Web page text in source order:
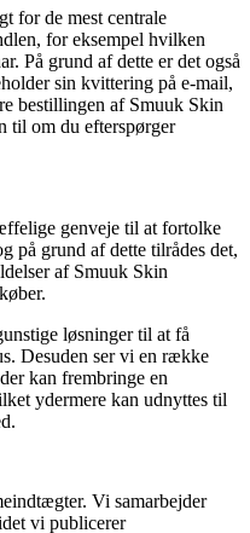
for de mest centrale
for eksempel hvilken
På grund af dette er det også
sin kvittering på e-mail,
bestillingen af Smuuk Skin
til om du efterspørger
genveje til at fortolke
på grund af dette tilrådes det,
af Smuuk Skin
løsninger til at få
Desuden ser vi en række
kan frembringe en
ydermere kan udnyttes til
Vi samarbejder
vi publicerer